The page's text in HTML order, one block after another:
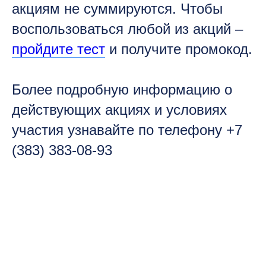
акциям не суммируются. Чтобы
воспользоваться любой из акций –
пройдите тест и получите промокод.
Более подробную информацию о
действующих акциях и условиях
участия узнавайте по телефону +7
(383) 383-08-93